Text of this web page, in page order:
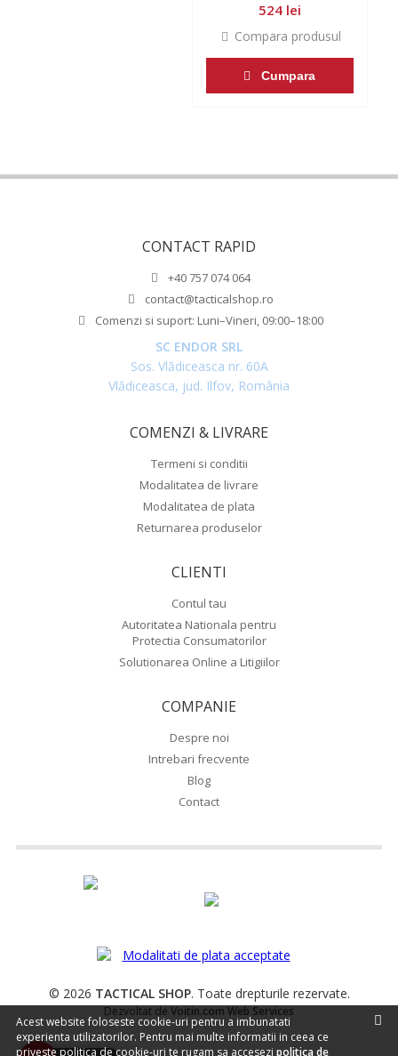
524 lei
Compara produsul
Cumpara
CONTACT RAPID
+40 757 074 064
contact@tacticalshop.ro
Comenzi si suport: Luni–Vineri, 09:00–18:00
SC ENDOR SRL
Sos. Vlădiceasca nr. 60A
Vlădiceasca, jud. Ilfov, România
COMENZI & LIVRARE
Termeni si conditii
Modalitatea de livrare
Modalitatea de plata
Returnarea produselor
CLIENTI
Contul tau
Autoritatea Nationala pentru
Protectia Consumatorilor
Solutionarea Online a Litigiilor
COMPANIE
Despre noi
Intrebari frecvente
Blog
Contact
© 2026 TACTICAL SHOP. Toate drepturile rezervate.
Dezvoltat de Voitin.com Web Services
Acest website foloseste cookie-uri pentru a imbunatati
experienta utilizatorilor. Pentru mai multe informatii in ceea ce
priveste politica de cookie-uri te rugam sa accesezi politica de